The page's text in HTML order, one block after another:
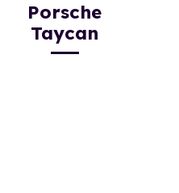
Porsche
Taycan